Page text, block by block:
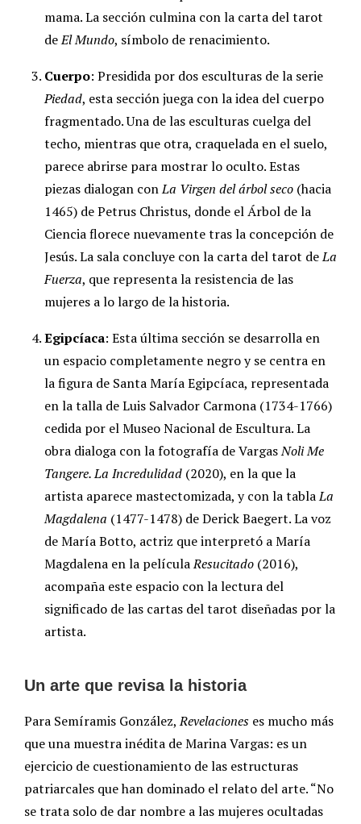
mama. La sección culmina con la carta del tarot
deEl Mundo, símbolo de renacimiento.
Cuerpo: Presidida por dos esculturas de la serie
Piedad, esta sección juega con la idea del cuerpo
fragmentado. Una de las esculturas cuelga del
techo, mientras que otra, craquelada en el suelo,
parece abrirse para mostrar lo oculto. Estas
piezas dialogan conLa Virgen del árbol seco (hacia
1465) de Petrus Christus, donde el Árbol de la
Ciencia florece nuevamente tras la concepción de
Jesús. La sala concluye con la carta del tarot deLa
Fuerza, que representa la resistencia de las
mujeres a lo largo de la historia.
Egipcíaca: Esta última sección se desarrolla en
un espacio completamente negro y se centra en
la figura de Santa María Egipcíaca, representada
en la talla de Luis Salvador Carmona (1734-1766)
cedida por el Museo Nacional de Escultura. La
obra dialoga con la fotografía de VargasNoli Me
Tangere. La Incredulidad (2020), en la que la
artista aparece mastectomizada, y con la tablaLa
Magdalena (1477-1478) de Derick Baegert. La voz
de María Botto, actriz que interpretó a María
Magdalena en la películaResucitado (2016),
acompaña este espacio con la lectura del
significado de las cartas del tarot diseñadas por la
artista.
Un arte que revisa la historia
Para Semíramis González,Revelaciones es mucho más
que una muestra inédita de Marina Vargas: es un
ejercicio de cuestionamiento de las estructuras
patriarcales que han dominado el relato del arte. “No
se trata solo de dar nombre a las mujeres ocultadas